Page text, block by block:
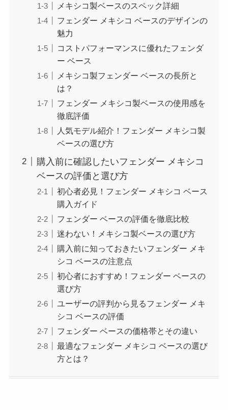
メキシコ製ベースのスペック詳細
フェンダー メキシコ ベースのデザインの
魅力
コストパフォーマンスに優れたフェンダ
ー ベース
メキシコ製フェンダー ベースの長所と
は？
フェンダー メキシコ製ベースの使用感を
徹底評価
人気モデル紹介！フェンダー メキシコ製
ベースの選び方
購入前に確認したいフェンダー メキシコ
ベースの評価と選び方
初心者必見！フェンダー メキシコ ベース
購入ガイド
フェンダー ベースの評価を徹底比較
迷わない！メキシコ製ベースの選び方
購入前に知っておきたいフェンダー メキ
シコ ベースの注意点
初心者におすすめ！フェンダー ベースの
選び方
ユーザーの評判から見るフェンダー メキ
シコ ベースの評価
フェンダー ベースの価格帯とその違い
最適なフェンダー メキシコ ベースの選び
方とは？